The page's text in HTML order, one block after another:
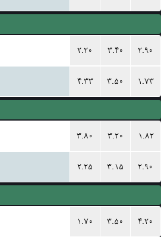
۲.۲۰ ۳.۴۰ ۲.۹۰
۴.۳۳ ۳.۵۰ ۱.۷۳
۳.۸۰ ۳.۲۰ ۱.۸۲
۲.۲۵ ۳.۱۵ ۲.۹۰
۱.۷۰ ۳.۵۰ ۴.۲۰